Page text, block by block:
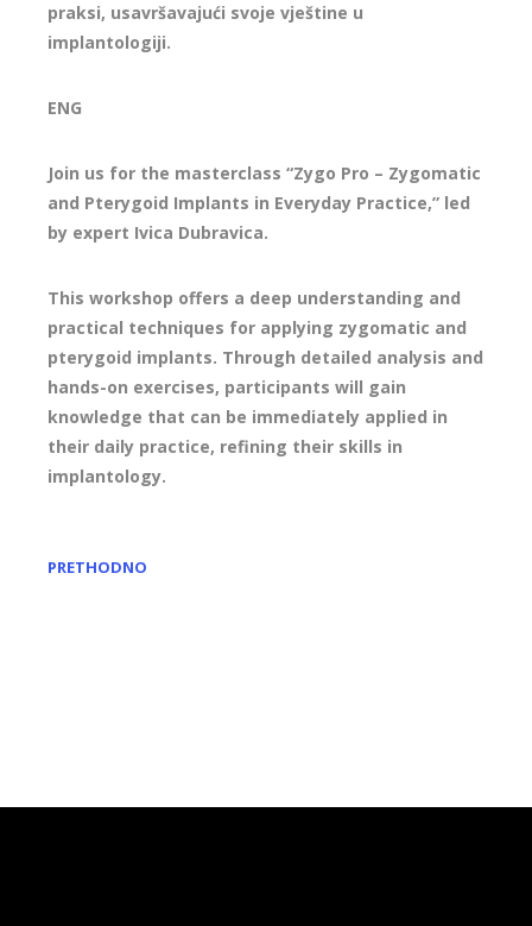
praksi, usavršavajući svoje vještine u
implantologiji.
ENG
Join us for the masterclass “Zygo Pro – Zygomatic
and Pterygoid Implants in Everyday Practice,” led
by expert Ivica Dubravica.
This workshop offers a deep understanding and
practical techniques for applying zygomatic and
pterygoid implants. Through detailed analysis and
hands-on exercises, participants will gain
knowledge that can be immediately applied in
their daily practice, refining their skills in
implantology.
PRETHODNO